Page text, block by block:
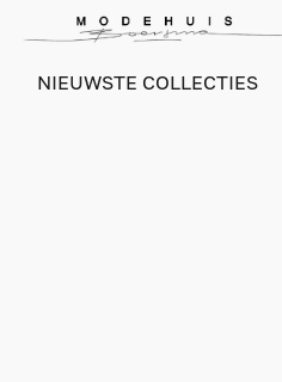
NIEUWSTE COLLECTIES